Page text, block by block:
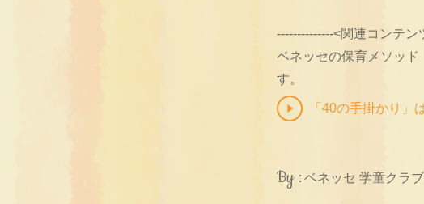
--------------<関連コンテン
ベネッセの保育メソッド
す。
「40の手掛かり」
By : ベネッセ 学童クラ